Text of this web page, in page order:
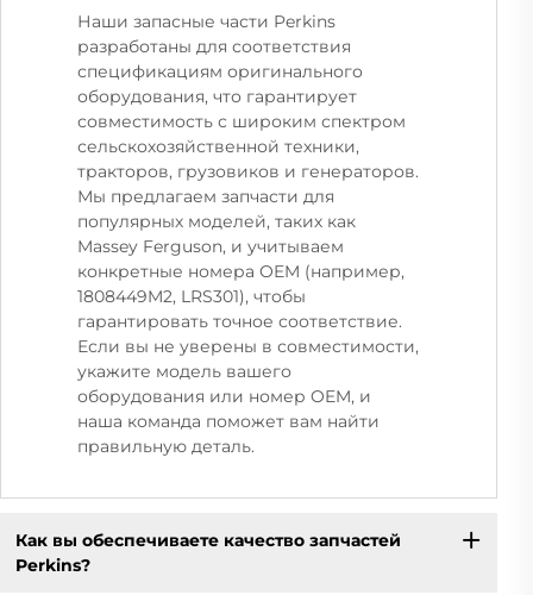
Наши запасные части Perkins
разработаны для соответствия
спецификациям оригинального
оборудования, что гарантирует
совместимость с широким спектром
сельскохозяйственной техники,
тракторов, грузовиков и генераторов.
Мы предлагаем запчасти для
популярных моделей, таких как
Massey Ferguson, и учитываем
конкретные номера OEM (например,
1808449M2, LRS301), чтобы
гарантировать точное соответствие.
Если вы не уверены в совместимости,
укажите модель вашего
оборудования или номер OEM, и
наша команда поможет вам найти
правильную деталь.
Как вы обеспечиваете качество запчастей
Perkins?